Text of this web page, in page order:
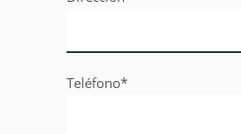
Teléfono*